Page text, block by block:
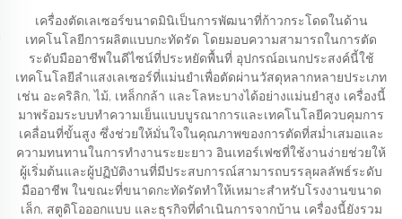
เครื่องตัดเลเซอร์ขนาดมินิเป็นการพัฒนาที่ก้าวกระโดดในด้าน
เทคโนโลยีการผลิตแบบกะทัดรัด โดยมอบความสามารถในการตัด
ระดับมืออาชีพในดีไซน์ที่ประหยัดพื้นที่ อุปกรณ์อเนกประสงค์นี้ใช้
เทคโนโลยีลำแสงเลเซอร์ที่แม่นยำเพื่อตัดผ่านวัสดุหลากหลายประเภท
เช่น อะคริลิก, ไม้, เหล็กกล้า และโลหะบางได้อย่างแม่นยำสูง เครื่องนี้
มาพร้อมระบบทำความเย็นแบบบูรณาการและเทคโนโลยีควบคุมการ
เคลื่อนที่ขั้นสูง ซึ่งช่วยให้มั่นใจในคุณภาพของการตัดที่สม่ำเสมอและ
ความทนทานในการทำงานระยะยาว อินเทอร์เฟซที่ใช้งานง่ายช่วยให้
ผู้เริ่มต้นและผู้ปฏิบัติงานที่มีประสบการณ์สามารถบรรลุผลลัพธ์ระดับ
มืออาชีพ ในขณะที่ขนาดกะทัดรัดทำให้เหมาะสำหรับโรงงานขนาด
เล็ก, สตูดิโอออกแบบ และธุรกิจที่ดำเนินการจากบ้าน เครื่องนี้ยังรวม